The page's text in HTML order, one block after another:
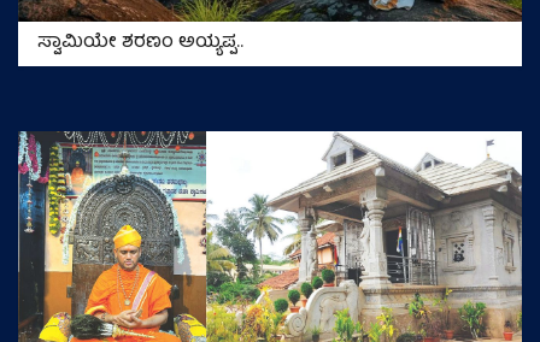
ಸ್ವಾಮಿಯೇ ಶರಣಂ ಅಯ್ಯಪ್ಪ..